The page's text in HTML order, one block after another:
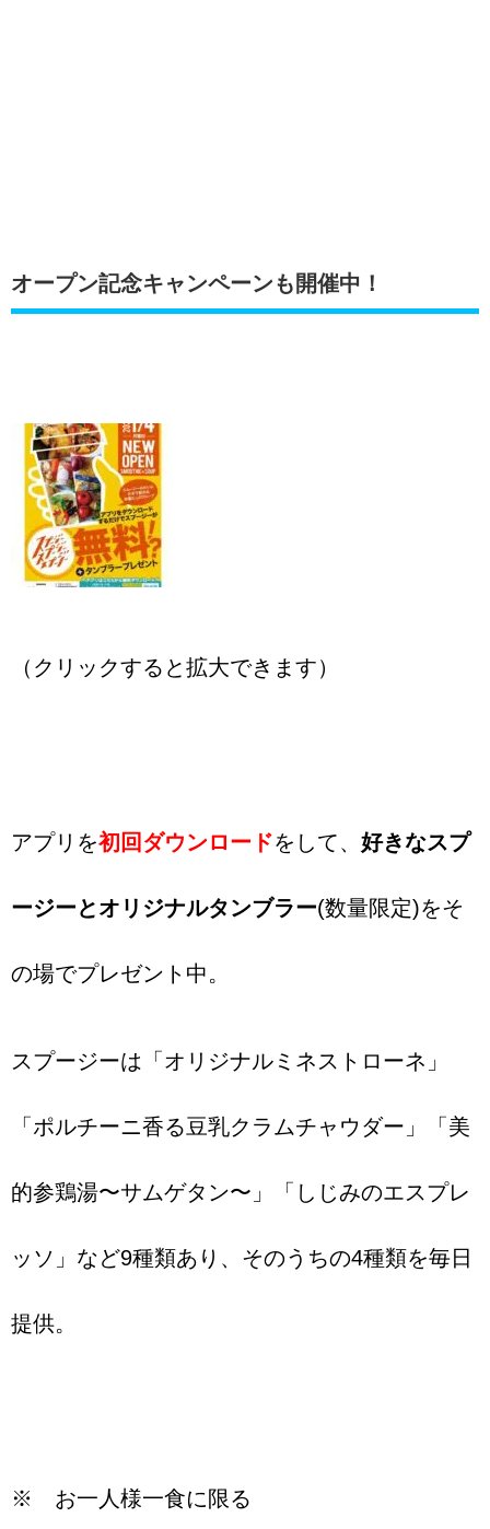
オープン記念キャンペーンも開催中！
（クリックすると拡大できます）
アプリを初回ダウンロードをして、 好きなスプ
ージーとオリジナルタンブラー(数量限定)をそ
の場でプレゼント中。
スプージーは「オリジナルミネストローネ」
「ポルチーニ香る豆乳クラムチャウダー」「美
的参鶏湯〜サムゲタン〜」「しじみのエスプレ
ッソ」など9種類あり、そのうちの4種類を毎日
提供。
※ お一人様一食に限る